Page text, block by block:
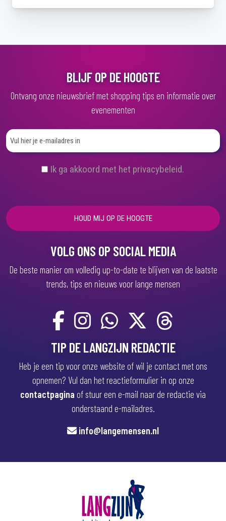
BLIJF OP DE HOOGTE
Ontvang onze nieuwsbrief met shopping tips en informatie over
evenementen
(
e
i
Ik ga akkoord met het privacybeleid.
VOLG ONS OP SOCIAL MEDIA
De beste manier om volledig up-to-date te blijven van de laatste
trends, tips en nieuws voor lange mensen
TIP DE LANGZIJN REDACTIE
Heb je een tip voor onze website of wil je contact met ons
opnemen? Vul dan het reactieformulier in op onze
contactpagina of stuur een e-mail naar de redactie via
onderstaand e-mailadres.
info@langemensen.nl